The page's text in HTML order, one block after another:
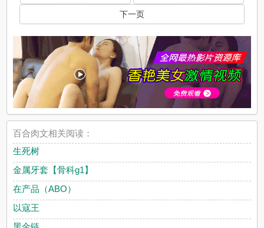
下一页
百合肉文相关阅读：
生死树
金属牙套【骨科g1】
在产品（ABO）
以寇王